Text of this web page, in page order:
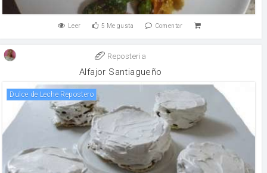
Leer 5 Me gusta Comentar
Reposteria
Alfajor Santiagueño
Dulce de Leche Repostero